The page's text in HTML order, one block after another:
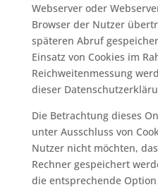
Webserver oder
Browser der Nutzer
späteren Abruf
Einsatz von Cookies im
Reichweitenmessung
dieser
Die Betrachtung dieses
unter Ausschluss von
Nutzer nicht möchten,
Rechner gespeichert
die entsprechende